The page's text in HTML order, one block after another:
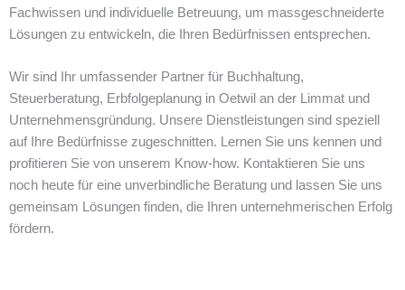
Fachwissen und individuelle Betreuung, um massgeschneiderte
Lösungen zu entwickeln, die Ihren Bedürfnissen entsprechen.
Wir sind Ihr umfassender Partner für Buchhaltung,
Steuerberatung, Erbfolgeplanung in Oetwil an der Limmat und
Unternehmensgründung. Unsere Dienstleistungen sind speziell
auf Ihre Bedürfnisse zugeschnitten. Lernen Sie uns kennen und
profitieren Sie von unserem Know-how. Kontaktieren Sie uns
noch heute für eine unverbindliche Beratung und lassen Sie uns
gemeinsam Lösungen finden, die Ihren unternehmerischen Erfolg
fördern.